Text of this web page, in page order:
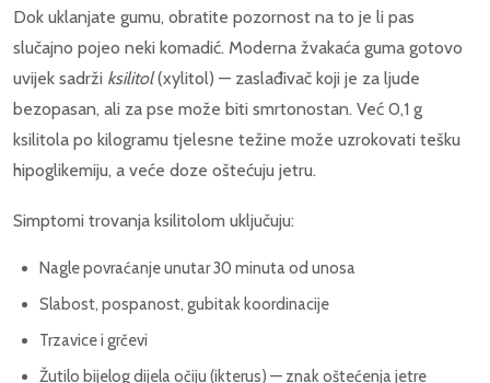
Dok uklanjate gumu, obratite pozornost na to je li pas
slučajno pojeo neki komadić. Moderna žvakaća guma gotovo
uvijek sadrži ksilitol(xylitol) — zaslađivač koji je za ljude
bezopasan, ali za pse može biti smrtonostan. Već 0,1 g
ksilitola po kilogramu tjelesne težine može uzrokovati tešku
hipoglikemiju, a veće doze oštećuju jetru.
Simptomi trovanja ksilitolom uključuju:
Nagle povraćanje unutar 30 minuta od unosa
Slabost, pospanost, gubitak koordinacije
Trzavice i grčevi
Žutilo bijelog dijela očiju (ikterus) — znak oštećenja jetre